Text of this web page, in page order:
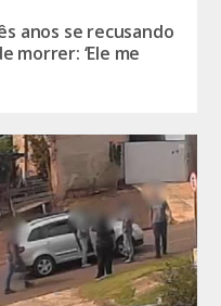
anos se recusando
morrer: ‘Ele me